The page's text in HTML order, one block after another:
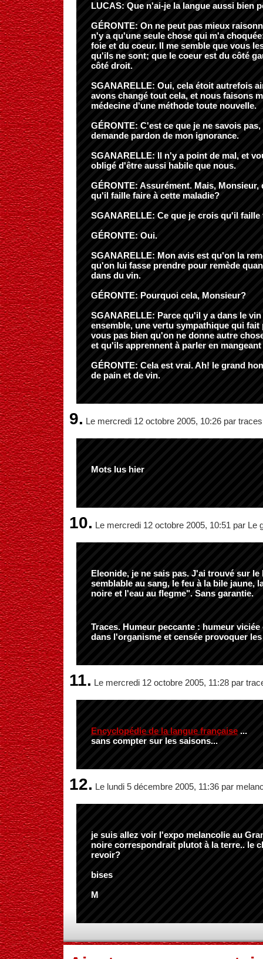
LUCAS: Que n'ai-je la langue aussi bien
GÉRONTE: On ne peut pas mieux
n'y a qu'une seule chose qui m'a
foie et du coeur. Il me semble que vous
qu'ils ne sont; que le coeur est du côté
côté droit.
SGANARELLE: Oui, cela étoit autrefois
avons changé tout cela, et nous faisons
médecine d'une méthode toute nouvelle.
GÉRONTE: C'est ce que je ne savois
demande pardon de mon ignorance.
SGANARELLE: Il n'y a point de mal, et
obligé d'être aussi habile que nous.
GÉRONTE: Assurément. Mais, Monsieur,
qu'il faille faire à cette maladie?
SGANARELLE: Ce que je crois qu'il faille
GÉRONTE: Oui.
SGANARELLE: Mon avis est qu'on la
qu'on lui fasse prendre pour remède
dans du vin.
GÉRONTE: Pourquoi cela, Monsieur?
SGANARELLE: Parce qu'il y a dans le
ensemble, une vertu sympathique qui fait
vous pas bien qu'on ne donne autre
et qu'ils apprennent à parler en mangeant
GÉRONTE: Cela est vrai. Ah! le grand
de pain et de vin.
9. Le mercredi 12 octobre 2005, 10:26 par traces
Mots lus hier
10. Le mercredi 12 octobre 2005, 10:51 par Le
Eleonide, je ne sais pas. J'ai trouvé sur
semblable au sang, le feu à la bile jaune,
noire et l'eau au flegme". Sans garantie.
Traces. Humeur peccante : humeur
dans l'organisme et censée provoquer
11. Le mercredi 12 octobre 2005, 11:28 par
Encyclopédie de la langue française ...
sans compter sur les saisons...
12. Le lundi 5 décembre 2005, 11:36 par
je suis allez voir l'expo melancolie au
noire correspondrait plutot à la terre.. le
revoir?
bises
M